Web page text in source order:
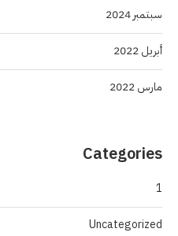
سبتمبر 2024
أبريل 2022
مارس 2022
Categories
1
Uncategorized